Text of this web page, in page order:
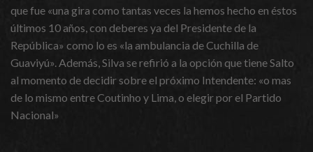
que fue «una gira como tantas veces la hemos hecho en éstos
últimos 10 años, con deberes ya del Presidente de la
República» como lo es «la ambulancia de Cuchilla de
Guaviyú». Además, Silva se refirió a la opción que tiene Salto
al momento de decidir sobre el próximo Intendente: «o mas
de lo mismo entre Coutinho y Lima, o elegir por el Partido
Nacional»